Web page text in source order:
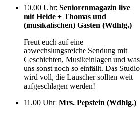
10.00 Uhr: Seniorenmagazin live
mit Heide + Thomas und
(musikalischen) Gästen (Wdhlg.)
Freut euch auf eine
abwechslungsreiche Sendung mit
Geschichten, Musikeinlagen und was
uns sonst noch so einfällt. Das Studio
wird voll, die Lauscher sollten weit
aufgeschlagen werden!
11.00 Uhr: Mrs. Pepstein (Wdhlg.)